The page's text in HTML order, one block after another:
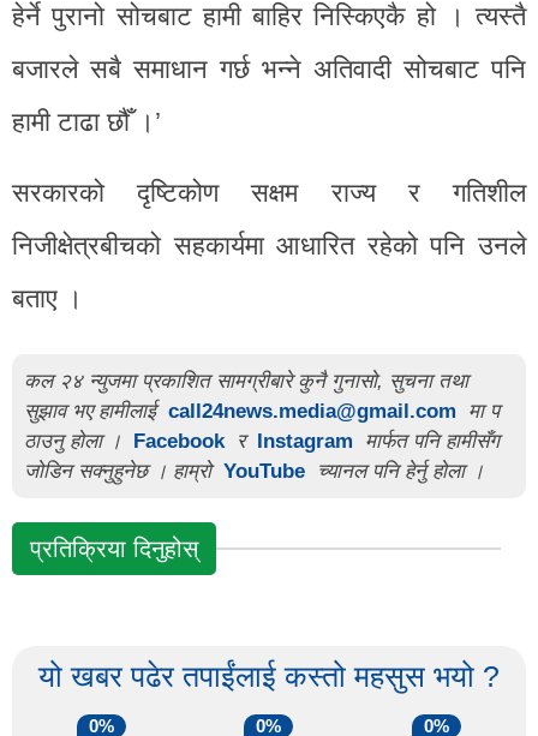
हेर्ने पुरानो सोचबाट हामी बाहिर निस्किएकै हो । त्यस्तै
बजारले सबै समाधान गर्छ भन्ने अतिवादी सोचबाट पनि
हामी टाढा छौँ ।’
सरकारको दृष्टिकोण सक्षम राज्य र गतिशील
निजीक्षेत्रबीचको सहकार्यमा आधारित रहेको पनि उनले
बताए ।
कल २४ न्युजमा प्रकाशित सामग्रीबारे कुनै गुनासो, सुचना तथा
सुझाव भए हामीलाई call24news.media@gmail.com
मा प
ठाउनु होला ।
Facebook र Instagram
मार्फत पनि हामीसँग
जोडिन सक्नुहुनेछ । हाम्रो YouTube च्यानल पनि हेर्नु होला ।
प्रतिक्रिया दिनुहोस्
यो खबर पढेर तपाईंलाई कस्तो महसुस भयो ?
0% 0% 0%